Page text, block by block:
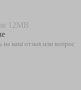
12MB
ваш отзыв или вопрос